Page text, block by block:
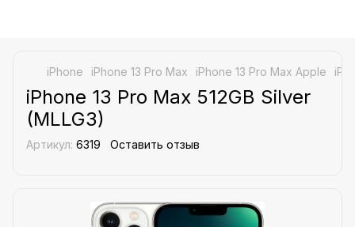
iPhone iPhone 13 Pro Max iPhone 13 Pro Max Apple
iPhone 13 Pro Max 512GB Silver
(MLLG3)
Артикул: 6319 Оставить отзыв